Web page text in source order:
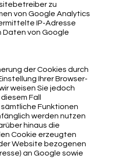
zu
von Google Analytics
IP-Adresse
Daten von Google
der Cookies durch
Ihrer Browser-
weisen Sie jedoch
Fall
Funktionen
werden nutzen
hinaus die
Cookie erzeugten
Website bezogenen
an Google sowie